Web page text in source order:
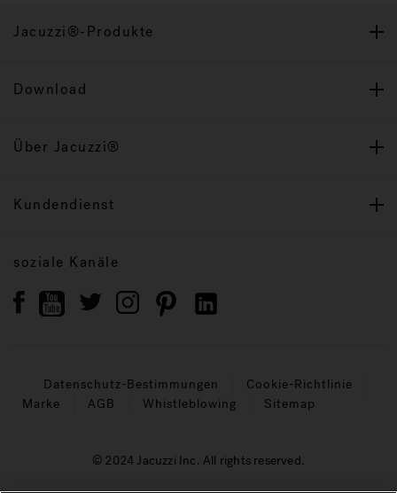
Jacuzzi®-Produkte
Download
Über Jacuzzi®
Kundendienst
soziale Kanäle
Datenschutz-Bestimmungen
Cookie-Richtlinie
Marke
AGB Whistleblowing Sitemap
© 2024 Jacuzzi Inc. All rights reserved.